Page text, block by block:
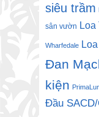
siêu trầm
sân vườn Loa
Wharfedale
Đan
kiện
Đầu